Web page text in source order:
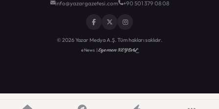
info@yazargazetesi.com +90 501 379 08 08
© 2026 Yazar Medya A.Ş. Tüm hakları saklıdır.
eNews |Egemen KEYDAL